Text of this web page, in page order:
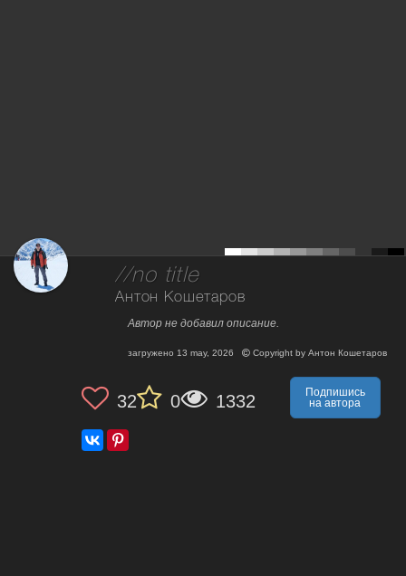
//no title
Антон Кошетаров
Автор не добавил описание.
загружено 13 may, 2026 Copyright by Антон Кошетаров
32 0 1332
Подпишись
на автора